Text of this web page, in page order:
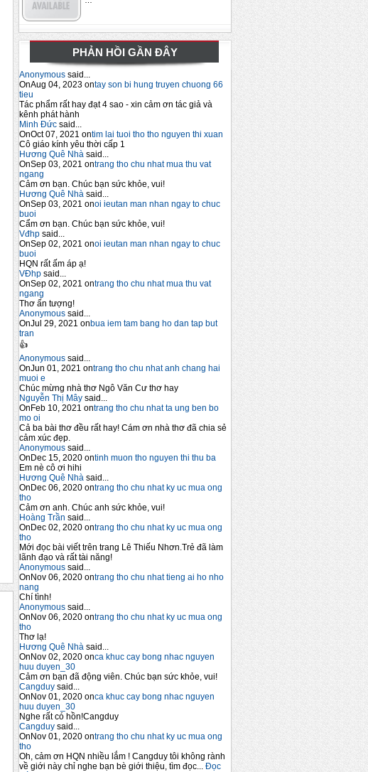
PHẢN HỒI GẦN ĐÂY
Anonymous said...
OnAug 04, 2023 ontay son bi hung truyen chuong 66
tieu
Tác phẩm rất hay đạt 4 sao - xin cảm ơn tác giả và
kênh phát hành
Minh Đức said...
OnOct 07, 2021 ontim lai tuoi tho tho nguyen thi xuan
Cô giáo kính yêu thời cấp 1
Hương Quê Nhà said...
OnSep 03, 2021 ontrang tho chu nhat mua thu vat
ngang
Cảm ơn bạn. Chúc bạn sức khỏe, vui!
Hương Quê Nhà said...
OnSep 03, 2021 onoi ieutan man nhan ngay to chuc
buoi
Cẩm ơn bạn. Chúc bạn sức khỏe, vui!
Vđhp said...
OnSep 02, 2021 onoi ieutan man nhan ngay to chuc
buoi
HQN rất ấm áp ạ!
VĐhp said...
OnSep 02, 2021 ontrang tho chu nhat mua thu vat
ngang
Thơ ấn tượng!
Anonymous said...
OnJul 29, 2021 onbua iem tam bang ho dan tap but
tran
👍
Anonymous said...
OnJun 01, 2021 ontrang tho chu nhat anh chang hai
muoi e
Chúc mừng nhà thơ Ngô Văn Cư thơ hay
Nguyễn Thị Mây said...
OnFeb 10, 2021 ontrang tho chu nhat ta ung ben bo
mo oi
Cả ba bài thơ đều rất hay! Cám ơn nhà thơ đã chia sẻ
cảm xúc đẹp.
Anonymous said...
OnDec 15, 2020 ontinh muon tho nguyen thi thu ba
Em nè cô ơi hihi
Hương Quê Nhà said...
OnDec 06, 2020 ontrang tho chu nhat ky uc mua ong
tho
Cảm ơn anh. Chúc anh sức khỏe, vui!
Hoàng Trần said...
OnDec 02, 2020 ontrang tho chu nhat ky uc mua ong
tho
Mới đọc bài viết trên trang Lê Thiếu Nhơn.Trẻ đã làm
lãnh đạo và rất tài năng!
Anonymous said...
OnNov 06, 2020 ontrang tho chu nhat tieng ai ho nho
nang
Chí tình!
Anonymous said...
OnNov 06, 2020 ontrang tho chu nhat ky uc mua ong
tho
Thơ lạ!
Hương Quê Nhà said...
OnNov 02, 2020 onca khuc cay bong nhac nguyen
huu duyen_30
Cảm ơn bạn đã động viên. Chúc bạn sức khỏe, vui!
Cangduy said...
OnNov 01, 2020 onca khuc cay bong nhac nguyen
huu duyen_30
Nghe rất có hồn!Cangduy
Cangduy said...
OnNov 01, 2020 ontrang tho chu nhat ky uc mua ong
tho
Oh, cảm ơn HQN nhiều lắm ! Cangduy tôi không rành
về giới này chỉ nghe bạn bè giới thiệu, tìm đọc... Đọc